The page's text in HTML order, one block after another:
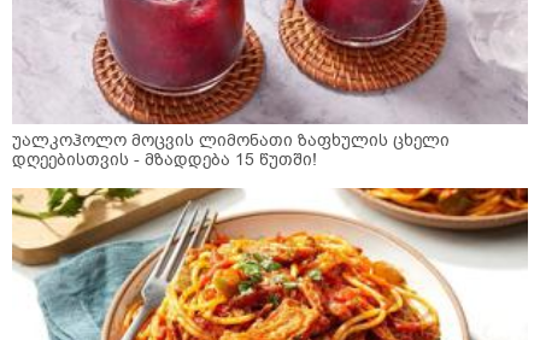
უალკოჰოლო მოცვის ლიმონათი ზაფხულის ცხელი
დღეებისთვის - მზადდება 15 წუთში!